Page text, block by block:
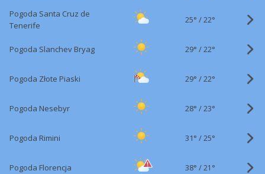
Pogoda Santa Cruz de
Tenerife
25° /22°
Pogoda Slanchev Bryag 29° /22°
Pogoda Złote Piaski 29° /22°
Pogoda Nesebyr 28° /23°
Pogoda Rimini 31° /25°
Pogoda Florencja 38° /21°